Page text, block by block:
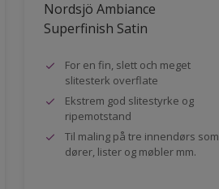
Nordsjö Ambiance
Superfinish Satin
For en fin, slett och meget
slitesterk overflate
Ekstrem god slitestyrke og
ripemotstand
Til maling på tre innendørs som
dører, lister og møbler mm.